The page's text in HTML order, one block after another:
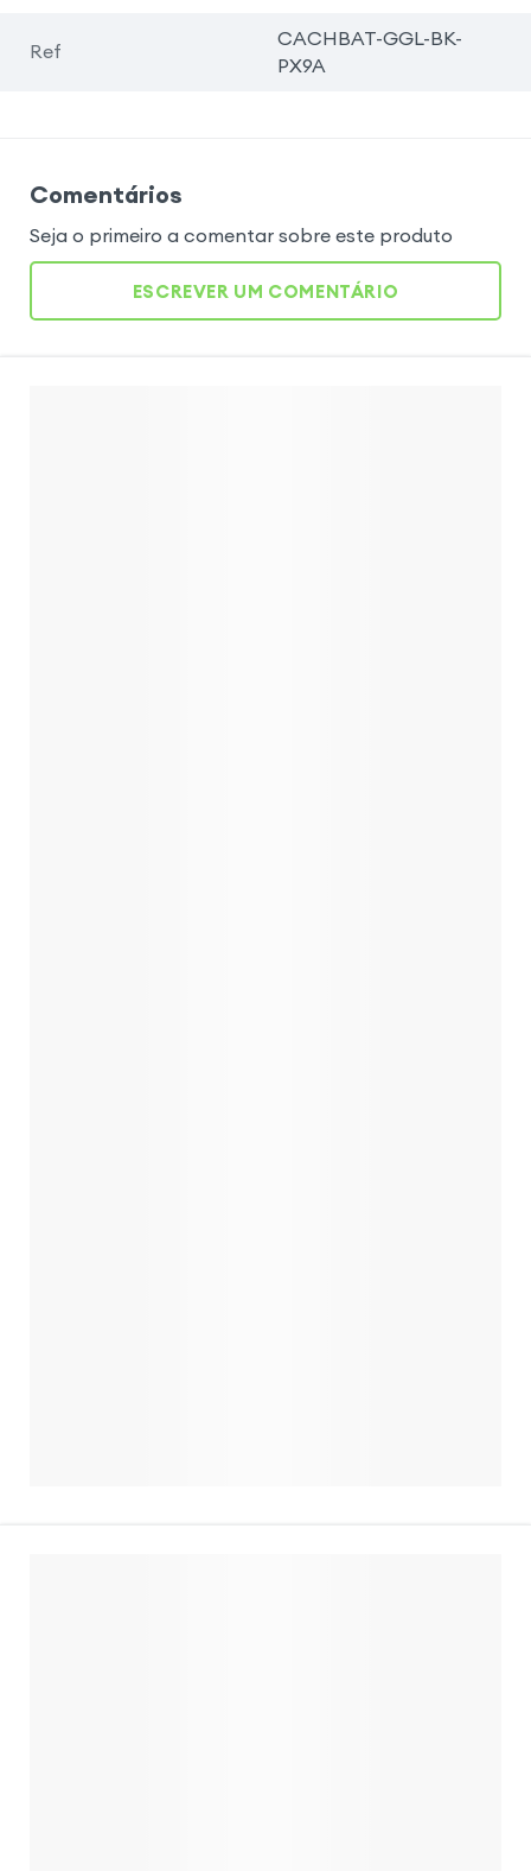
Ref
CACHBAT-GGL-BK-
PX9A
Comentários
Seja o primeiro a comentar sobre este produto
ESCREVER UM COMENTÁRIO